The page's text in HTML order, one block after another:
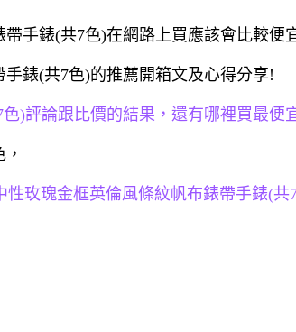
手錶(共7色)在網路上買應該會比較便
錶(共7色)的推薦開箱文及心得分享!
)評論跟比價的結果，還有哪裡買最便
玫瑰金框英倫風條紋帆布錶帶手錶(共